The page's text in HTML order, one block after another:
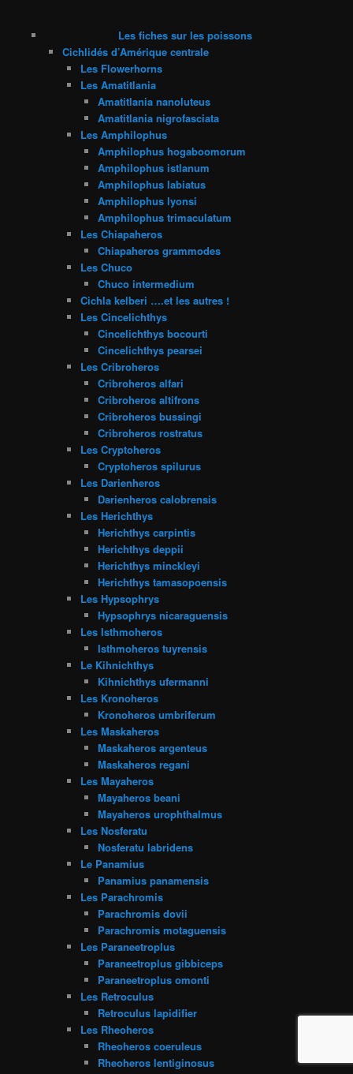
Les fiches sur les poissons
Cichlidés d’Amérique centrale
Les Flowerhorns
Les Amatitlania
Amatitlania nanoluteus
Amatitlania nigrofasciata
Les Amphilophus
Amphilophus hogaboomorum
Amphilophus istlanum
Amphilophus labiatus
Amphilophus lyonsi
Amphilophus trimaculatum
Les Chiapaheros
Chiapaheros grammodes
Les Chuco
Chuco intermedium
Cichla kelberi ….et les autres !
Les Cincelichthys
Cincelichthys bocourti
Cincelichthys pearsei
Les Cribroheros
Cribroheros alfari
Cribroheros altifrons
Cribroheros bussingi
Cribroheros rostratus
Les Cryptoheros
Cryptoheros spilurus
Les Darienheros
Darienheros calobrensis
Les Herichthys
Herichthys carpintis
Herichthys deppii
Herichthys minckleyi
Herichthys tamasopoensis
Les Hypsophrys
Hypsophrys nicaraguensis
Les Isthmoheros
Isthmoheros tuyrensis
Le Kihnichthys
Kihnichthys ufermanni
Les Kronoheros
Kronoheros umbriferum
Les Maskaheros
Maskaheros argenteus
Maskaheros regani
Les Mayaheros
Mayaheros beani
Mayaheros urophthalmus
Les Nosferatu
Nosferatu labridens
Le Panamius
Panamius panamensis
Les Parachromis
Parachromis dovii
Parachromis motaguensis
Les Paraneetroplus
Paraneetroplus gibbiceps
Paraneetroplus omonti
Les Retroculus
Retroculus lapidifier
Les Rheoheros
Rheoheros coeruleus
Rheoheros lentiginosus